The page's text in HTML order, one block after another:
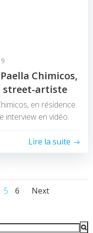
Chimicos,
street-artiste
en résidence
interview en vidéo.
Lire la suite
Page
5 Page
6
POSTS
Next